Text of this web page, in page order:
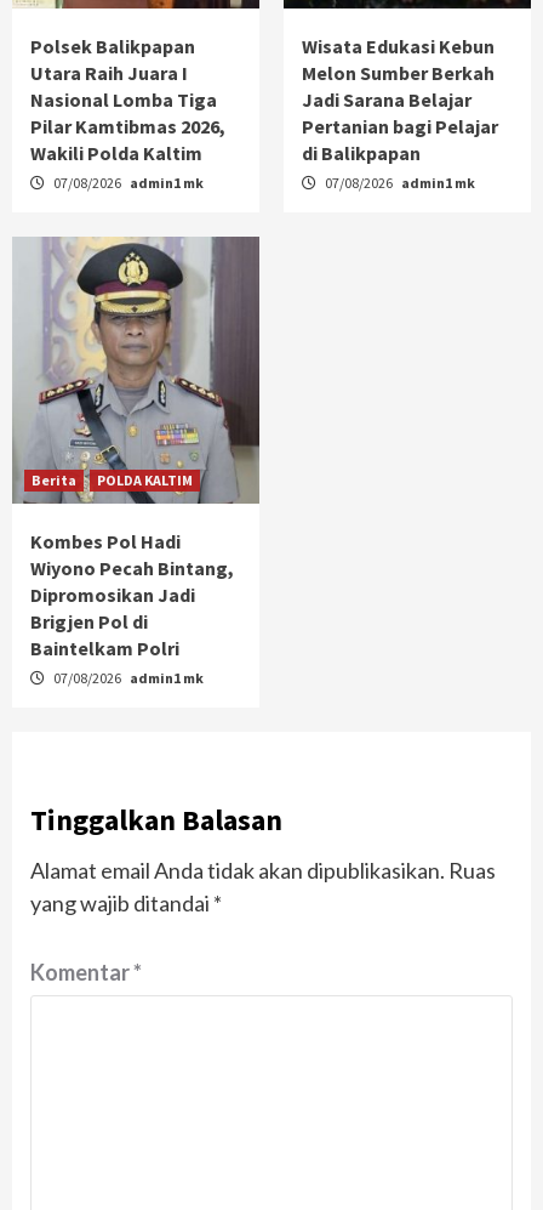
Polsek Balikpapan
Utara Raih Juara I
Nasional Lomba Tiga
Pilar Kamtibmas 2026,
Wakili Polda Kaltim
07/08/2026 admin1 mk
Wisata Edukasi Kebun
Melon Sumber Berkah
Jadi Sarana Belajar
Pertanian bagi Pelajar
di Balikpapan
07/08/2026 admin1 mk
Berita POLDA KALTIM
Kombes Pol Hadi
Wiyono Pecah Bintang,
Dipromosikan Jadi
Brigjen Pol di
Baintelkam Polri
07/08/2026 admin1 mk
Tinggalkan Balasan
Alamat email Anda tidak akan dipublikasikan. Ruas
yang wajib ditandai *
Komentar*